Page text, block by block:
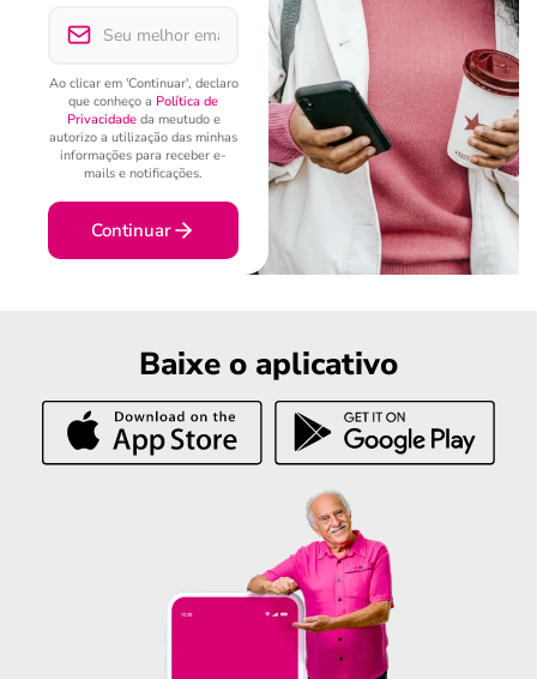
Ao clicar em 'Continuar', declaro
que conheço a Política de
Privacidadeda meutudo e
autorizo a utilização das minhas
informações para receber e-
mails e notificações.
Continuar
Baixe o aplicativo